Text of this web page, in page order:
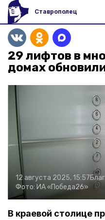
Ставрополец
29 лифтов в
домах
12 августа 2025, 15:57
Фото: ИА «Победа26»
В краевой столице